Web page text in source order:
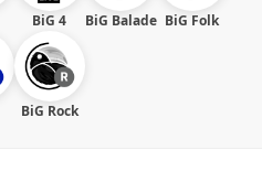
BiG 4 BiG Balade BiG Folk
BiG Rock